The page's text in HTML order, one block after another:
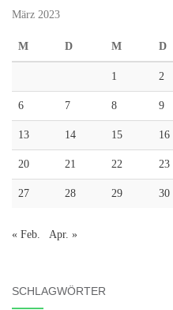
März 2023
M D M D
1 2
6 7 8 9
13 14 15 16
20 21 22 23
27 28 29 30
« Feb. Apr. »
SCHLAGWÖRTER